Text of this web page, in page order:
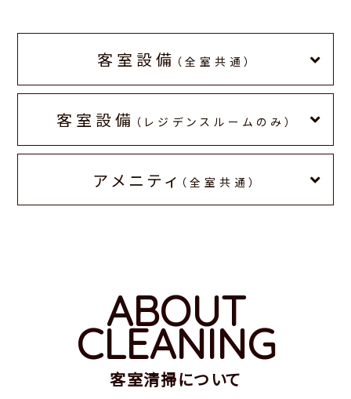
客室設備 （全室共通）
客室設備 （レジデンスルームのみ）
アメニティ （全室共通）
ABOUT
CLEANING
客室清掃について